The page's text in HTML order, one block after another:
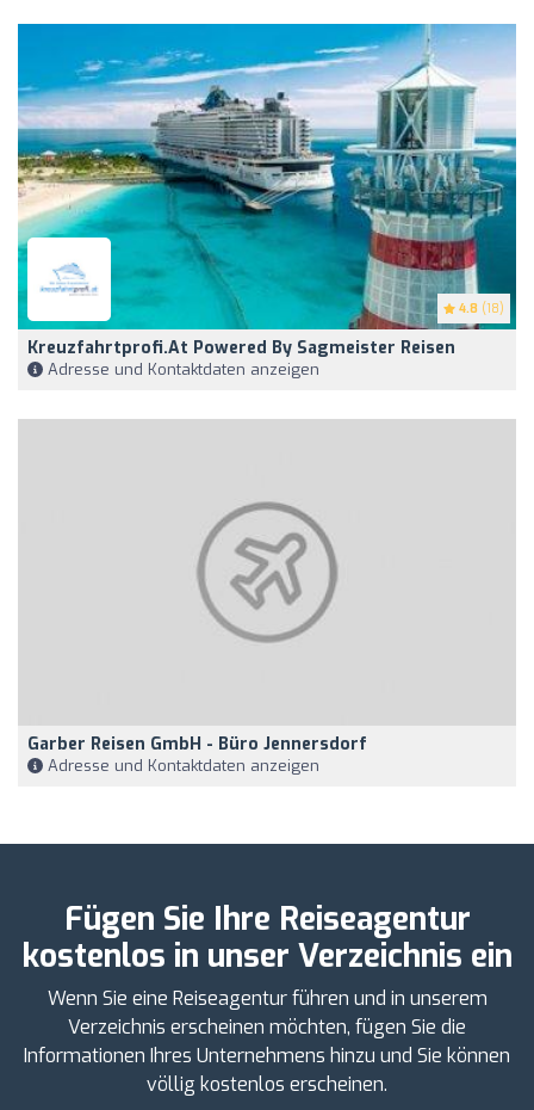
4.8 (18)
Kreuzfahrtprofi.at Powered By Sagmeister Reisen
Adresse und Kontaktdaten anzeigen
Garber Reisen GmbH - Büro Jennersdorf
Adresse und Kontaktdaten anzeigen
Fügen Sie Ihre Reiseagentur
kostenlos in unser Verzeichnis ein
Wenn Sie eine Reiseagentur führen und in unserem
Verzeichnis erscheinen möchten, fügen Sie die
Informationen Ihres Unternehmens hinzu und Sie können
völlig kostenlos erscheinen.